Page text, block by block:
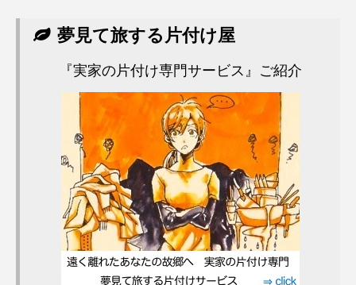
夢見て旅する片付け屋
『実家の片付け専門サービス』ご紹介